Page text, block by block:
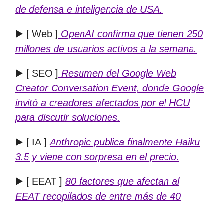
de defensa e inteligencia de USA.
▶️ [ Web ] OpenAI confirma que tienen 250
millones de usuarios activos a la semana.
▶️ [ SEO ] Resumen del Google Web
Creator Conversation Event, donde Google
invitó a creadores afectados por el HCU
para discutir soluciones.
▶️ [ IA ]Anthropic publica finalmente Haiku
3.5 y viene con sorpresa en el precio.
▶️ [ EEAT ] 80 factores que afectan al
EEAT recopilados de entre más de 40